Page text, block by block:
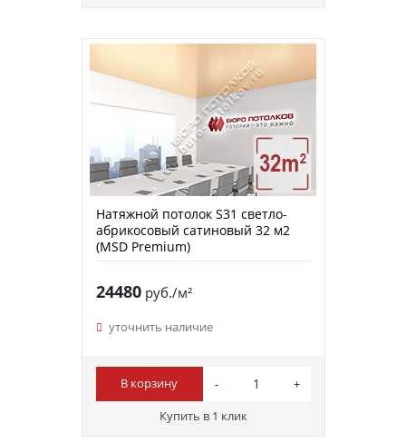
Натяжной потолок S31 светло-
абрикосовый сатиновый 32 м2
(MSD Premium)
24480руб./м²
уточнить наличие
В корзину
Купить в 1 клик